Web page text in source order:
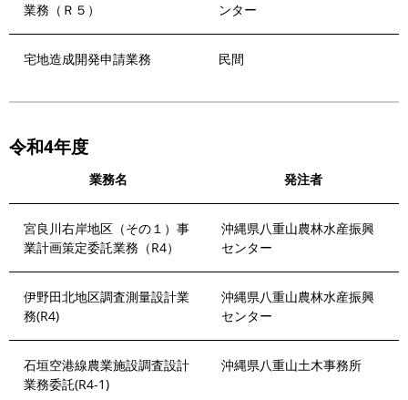
業務（Ｒ５）
ンター
宅地造成開発申請業務 民間
令和4年度
業務名 発注者
宮良川右岸地区（その１）事
業計画策定委託業務（R4）
沖縄県八重山農林水産振興
センター
伊野田北地区調査測量設計業
務(R4)
沖縄県八重山農林水産振興
センター
石垣空港線農業施設調査設計
業務委託(R4-1)
沖縄県八重山土木事務所